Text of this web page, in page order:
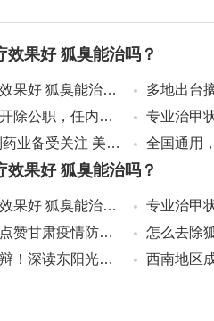
效果好 狐臭能治吗？
狐臭咋治疗效果好 狐臭能治吗？
功勋院长被开除公职，任内副院长
疫情来袭 制药业备受关注 美国或
效果好 狐臭能治吗？
狐臭咋治疗效果好 狐臭能治吗？
钟南山院士点赞甘肃疫情防控，关
数据甚于雄辩！深读东阳光抗疫行